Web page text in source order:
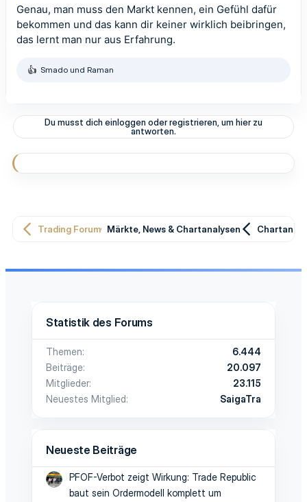
Genau, man muss den Markt kennen, ein Gefühl dafür
bekommen und das kann dir keiner wirklich beibringen,
das lernt man nur aus Erfahrung.
R
t
o
n
n
Smado und Raman
Du musst dich einloggen oder registrieren, um hier zu
antworten.
Trading Forum Märkte, News & Chartanalysen
Statistik des Forums
Themen
6.444
Beiträge
20.097
Mitglieder
23.115
Neuestes Mitglied
SaigaTra
Neueste Beiträge
PFOF-Verbot zeigt Wirkung: Trade Republic
baut sein Ordermodell komplett um